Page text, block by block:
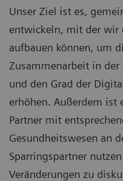
Unser Ziel ist es,
entwickeln, mit der wir
aufbauen können, um
Zusammenarbeit in der
und den Grad der
erhöhen. Außerdem
Partner mit
Gesundheitswesen an
Sparringspartner
Veränderungen zu